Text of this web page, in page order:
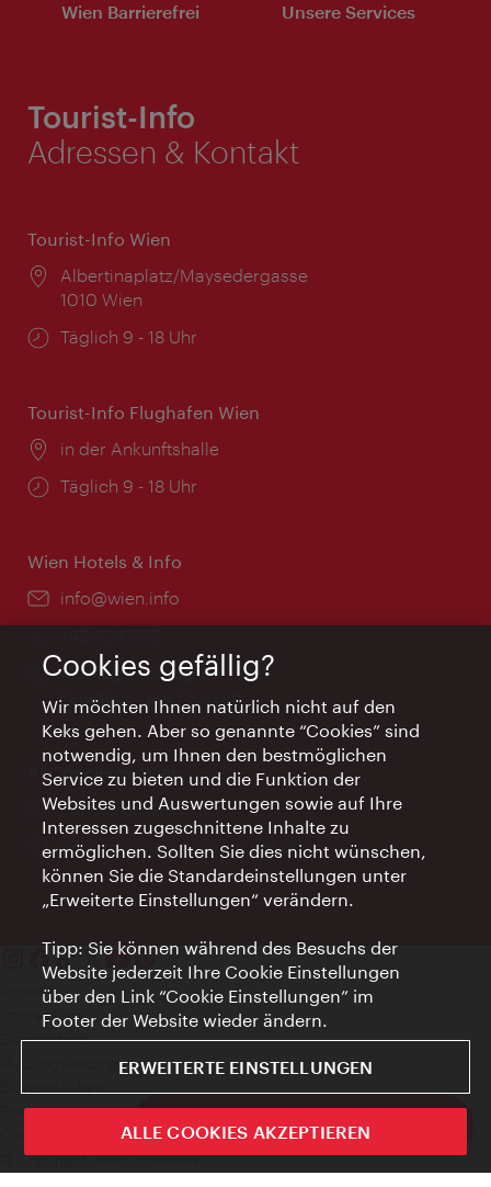
ivie - Die offizielle City Guide App
Wien Barrierefrei Unsere Services
Tourist-Info
Adressen & Kontakt
Tourist-Info Wien
Ort:
Albertinaplatz/Maysedergasse
1010 Wien
Öffnungszeiten:
Täglich 9 - 18 Uhr
Tourist-Info Flughafen Wien
Ort:
in der Ankunftshalle
Öffnungszeiten:
Täglich 9 - 18 Uhr
Wien Hotels & Info
Email:
info@wien.info
Öffnungszeiten:
Montag - Freitag 9 – 17 Uhr
Feiertags geschlossen
AI Concierge Wien
Ort:
concierge.wien.info
Öffnungszeiten:
Informationen rund um die Uhr
Kontakt
Impressum
Datenschutz
Nutzungsbedingungen
Presse-Kontakt
Cookie Einstellungen
© Copyright WienTourismus
Cookies gefällig?
Wir möchten Ihnen natürlich nicht auf den
Keks gehen. Aber so genannte “Cookies” sind
notwendig, um Ihnen den bestmöglichen
Service zu bieten und die Funktion der
Websites und Auswertungen sowie auf Ihre
Interessen zugeschnittene Inhalte zu
ermöglichen. Sollten Sie dies nicht wünschen,
können Sie die Standardeinstellungen unter
„Erweiterte Einstellungen“ verändern.
Tipp: Sie können während des Besuchs der
Website jederzeit Ihre Cookie Einstellungen
über den Link “Cookie Einstellungen” im
Footer der Website wieder ändern.
ERWEITERTE EINSTELLUNGEN
ALLE COOKIES AKZEPTIEREN